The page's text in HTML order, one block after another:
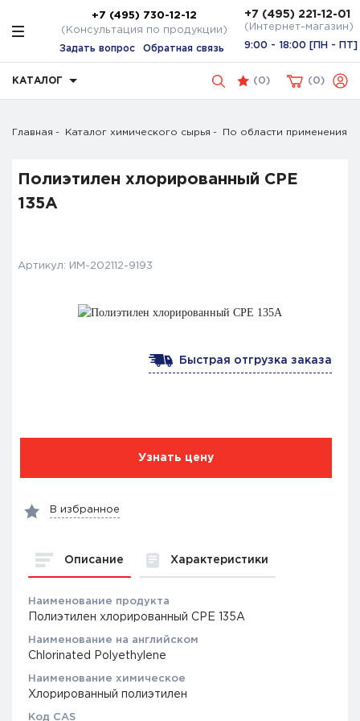
+7 (495) 730-12-12
(Консультация по продукции)
Задать вопрос Обратная связь
+7 (495) 221-12-01
(Интернет-магазин)
9:00 - 18:00 [ПН - ПТ]
КАТАЛОГ (0) 0
Главная Каталог химического сырья По области применения
Полиэтилен хлорированный CPE
135A
Артикул: ИМ-202112-9193
Быстрая отгрузка заказа
Узнать цену
В избранное
Описание Характеристики
Наименование продукта
Полиэтилен хлорированный CPE 135A
Наименование на английском
Chlorinated Polyethylene
Наименование химическое
Хлорированный полиэтилен
Код CAS